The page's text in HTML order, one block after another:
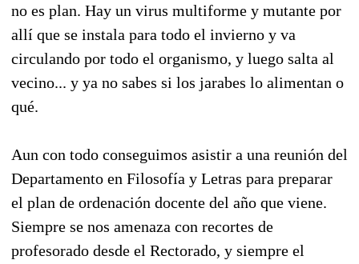
no es plan. Hay un virus multiforme y mutante por
allí que se instala para todo el invierno y va
circulando por todo el organismo, y luego salta al
vecino... y ya no sabes si los jarabes lo alimentan o
qué.
Aun con todo conseguimos asistir a una reunión del
Departamento en Filosofía y Letras para preparar
el plan de ordenación docente del año que viene.
Siempre se nos amenaza con recortes de
profesorado desde el Rectorado, y siempre el